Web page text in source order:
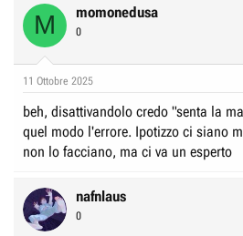
c
t
s
M momonedusa
0
11 Ottobre 2025
beh, disattivandolo credo "senta la
quel modo l'errore. Ipotizzo ci siano
non lo facciano, ma ci va un esperto
nafnlaus
0